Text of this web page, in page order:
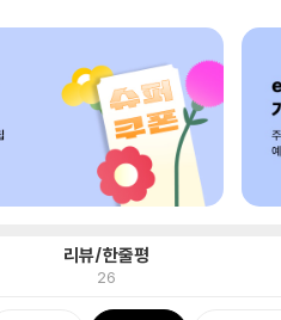
리뷰/한줄평
26